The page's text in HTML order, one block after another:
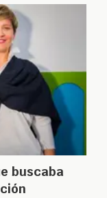
buscaba